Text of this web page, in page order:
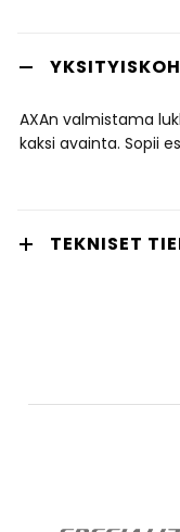
AXAn valmistama
kaksi avainta. Sopii
TEKNISET